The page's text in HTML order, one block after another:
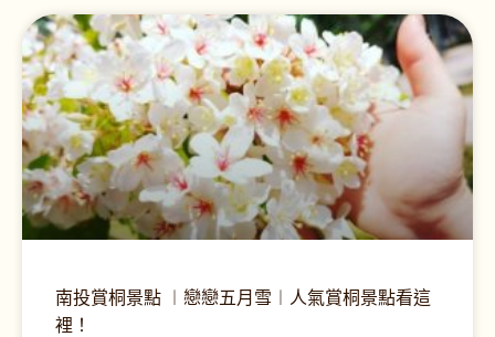
南投賞桐景點 ︱戀戀五月雪︱人氣賞桐景點看這
裡！